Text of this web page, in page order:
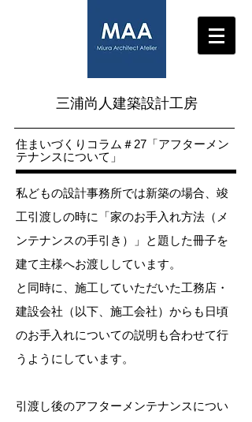
三浦尚人建築設計工房
​住まいづくりコラム＃27 「アフターメン
テナンスについて」
私どもの設計事務所では新築の場合、竣
工引渡しの時に「家のお手入れ方法（メ
ンテナンスの手引き）」と題した冊子を
建て主様へお渡ししています。
と同時に、施工していただいた工務店・
建設会社（以下、施工会社）からも日頃
のお手入れについての説明も合わせて行
うようにしています。
引渡し後のアフターメンテナンスについ